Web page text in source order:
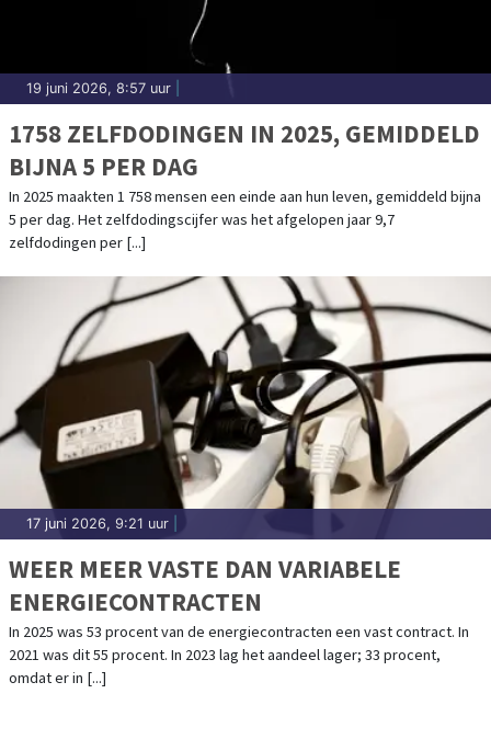
19 juni 2026, 8:57 uur
1758 ZELFDODINGEN IN 2025, GEMIDDELD
BIJNA 5 PER DAG
In 2025 maakten 1 758 mensen een einde aan hun leven, gemiddeld bijna
5 per dag. Het zelfdodingscijfer was het afgelopen jaar 9,7
zelfdodingen per [...]
17 juni 2026, 9:21 uur
WEER MEER VASTE DAN VARIABELE
ENERGIECONTRACTEN
In 2025 was 53 procent van de energiecontracten een vast contract. In
2021 was dit 55 procent. In 2023 lag het aandeel lager; 33 procent,
omdat er in [...]